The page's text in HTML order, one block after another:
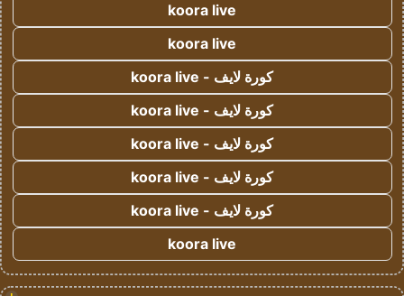
koora live
koora live
كورة لايف - koora live
كورة لايف - koora live
كورة لايف - koora live
كورة لايف - koora live
كورة لايف - koora live
koora live